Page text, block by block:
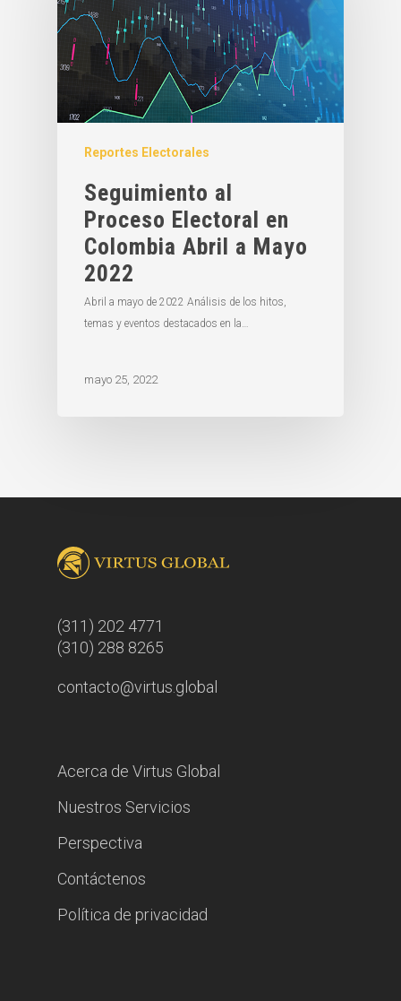
Reportes Electorales
Seguimiento al
Proceso Electoral en
Colombia Abril a Mayo
2022
Abril a mayo de 2022 Análisis de los hitos,
temas y eventos destacados en la…
mayo 25, 2022
(311) 202 4771
(310) 288 8265
contacto@virtus.global
Acerca de Virtus Global
Nuestros Servicios
Perspectiva
Contáctenos
Política de privacidad